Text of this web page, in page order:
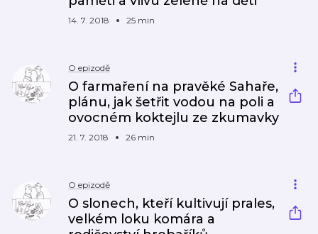
14. 7. 2018 25 min
O epizodě
O farmaření na pravěké Sahaře,
plánu, jak šetřit vodou na poli a
ovocném koktejlu ze zkumavky
21. 7. 2018 26 min
O epizodě
O slonech, kteří kultivují prales,
velkém loku komára a